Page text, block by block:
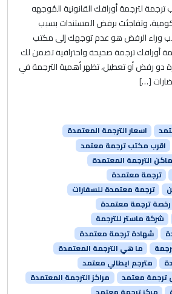
لترجمة أوراقك القانونية المُوجهه
وتفاجئت برفض المستندات بسبب
وراء الرفض هو عدم توجهك إلى مكتب
أوراقك ترجمة صحيحة واحترافية تضمن لك
دو رفض أو تعطيل، تظهر أهمية الترجمة في
[…]
اسعار الترجمة المعتمدة
اقرب مكتب ترجمة معتمد
الترجمة المعتمدة
ترجمة معتمدة
ترجمة معتمدة للسفارات
رخصة ترجمة معتمدة
شركة ماستر للترجمة
شهادة ترجمة معتمدة
ما هي الترجمة المعتمدة
مترجم ايطالي معتمد
ترجمة معتمد
مراكز الترجمة المعتمدة